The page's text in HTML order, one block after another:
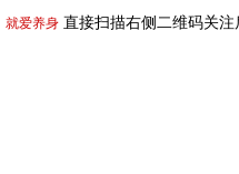
就爱养身 直接扫描右侧二维码关注